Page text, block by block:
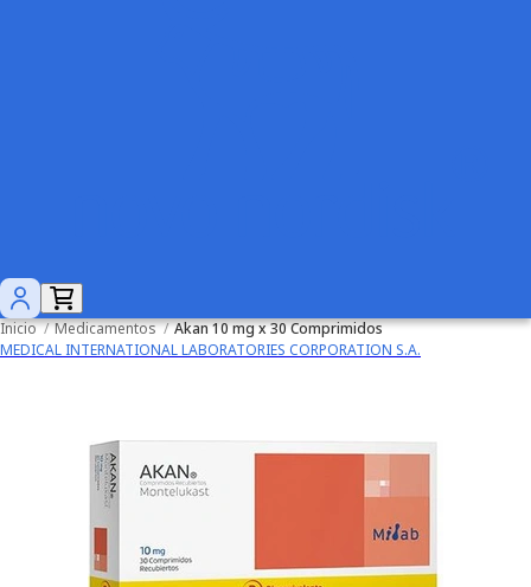
Inicio / Medicamentos / Akan 10 mg x 30 Comprimidos
MEDICAL INTERNATIONAL LABORATORIES CORPORATION S.A.